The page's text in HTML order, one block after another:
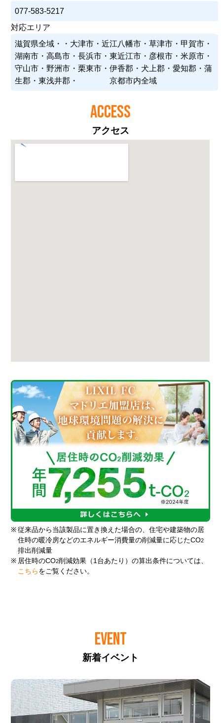
077-583-5217
対応エリア
滋賀県全域・・大津市・近江八幡市・草津市・甲賀市・
湖南市・高島市・長浜市・東近江市・彦根市・米原市・
守山市・野洲市・栗東市・伊香郡・犬上郡・愛知郡・蒲
生郡・東浅井郡・ 京都市内全域
ACCESS
アクセス
※ 従来品から当該製品に置き換えた場合の、住宅や建築物の居
住時の暖冷房などのエネルギー消費量の削減量に応じたCO2
排出削減量
※ 居住時のCO2削減効果（1台あたり）の算出条件については、
こちら をご覧ください。
EVENT
新着イベント